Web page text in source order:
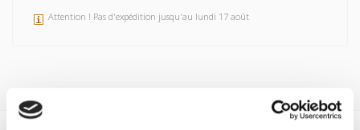
Attention ! Pas d'expédition jusqu'au lundi 17 août